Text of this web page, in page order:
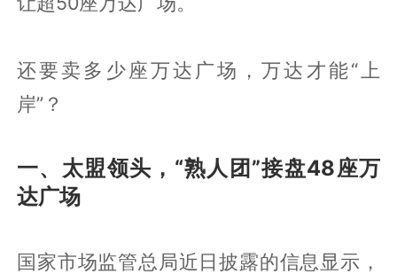
还要卖多少座万达广场，万达才能“上
岸”？
一、太盟领头，“熟人团”接盘48座万
达广场
国家市场监管总局近日披露的信息显示，